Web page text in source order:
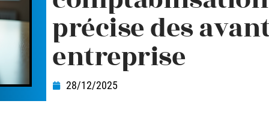
précise des
entreprise
28/12/2025